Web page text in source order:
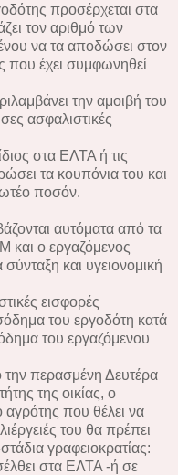
προσέρχεται στα
τον αριθμό των
να τα αποδώσει στον
που έχει συμφωνηθεί
την αμοιβή του
ασφαλιστικές
στα ΕΛΤΑ ή τις
τα κουπόνια του και
ποσόν.
αυτόματα από τα
και ο εργαζόμενος
και υγειονομική
εισφορές
του εργοδότη κατά
του εργαζόμενου
περασμένη Δευτέρα
της οικίας, ο
αγρότης που θέλει να
του θα πρέπει
γραφειοκρατίας:
στα ΕΛΤΑ -ή σε